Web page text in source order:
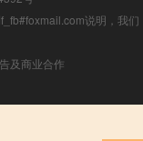
说明，我们
及商业合作